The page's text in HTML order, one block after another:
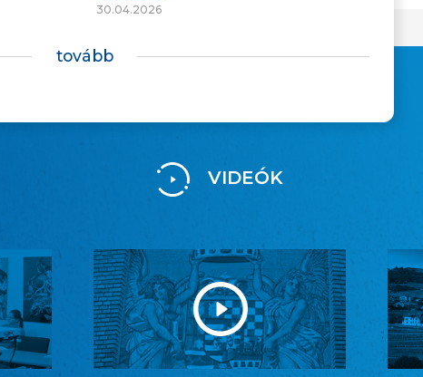
30.04.2026
tovább
VIDEÓK